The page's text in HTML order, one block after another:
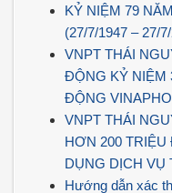
KỶ NIỆM 79
(27/7/1947 – 27/
VNPT THÁI
ĐỘNG KỶ NIỆM
ĐỘNG
VNPT THÁI
HƠN 200
DỤNG DỊCH VỤ
Hướng dẫn xác